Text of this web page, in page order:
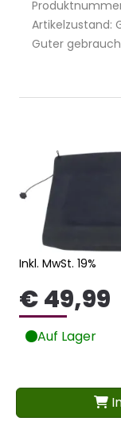
Artikelzustand:
Guter
Inkl. MwSt. 19%
€ 49,99
Auf Lager